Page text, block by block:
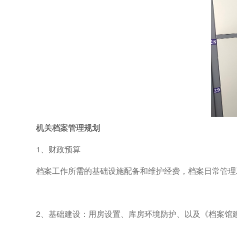
机关档案管理规划
1、财政预算
档案工作所需的基础设施配备和维护经费，档案日常管
2、基础建设：用房设置、库房环境防护、以及《档案